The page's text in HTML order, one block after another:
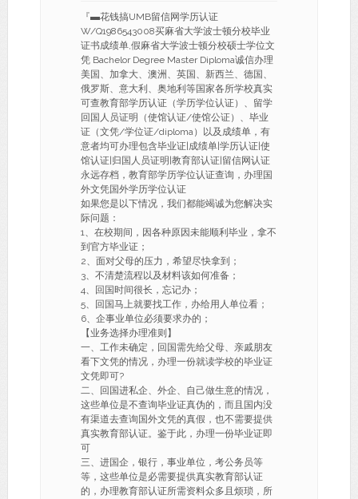
『▬花钱搞UMB留信网学历认证
W/Q1986543008买麻省大学波士顿分校毕业
证书成绩单,假麻省大学波士顿分校硕士学位文
凭 Bachelor Degree Master Diploma诚信办理
美国、加拿大、澳洲、英国、新西兰、德国、
俄罗斯、意大利、奥地利等国家各所学校真实
可查教育部学历认证（学历学位认证）、留学
回国人员证明（使馆认证/使馆公证）、毕业
证（文凭/学位证/diploma）以及成绩单，有
意者均可办理包含毕业证|成绩单|学历认证|使
馆认证|归国人员证明|教育部认证|留信网认证
永远存档，教育部学历学位认证查询，办理国
外文凭国外学历学位认证
如果您是以下情况，我们都能竭诚为您解决实
际问题：
1、在校期间，因各种原因未能顺利毕业，拿不
到官方毕业证；
2、面对父母的压力，希望尽快拿到；
3、不清楚流程以及材料该如何准备；
4、回国时间很长，忘记办；
5、回国马上就要找工作，办给用人单位看；
6、企事业单位必须要求办的；
【业务选择办理准则】
一、工作未确定，回国需先给父母、亲戚朋友
看下文凭的情况，办理一份就读学校的毕业证
文凭即可?
二、回国进私企、外企、自己做生意的情况，
这些单位是不查询毕业证真伪的，而且国内没
有渠道去查询国外文凭的真假，也不需要提供
真实教育部认证。鉴于此，办理一份毕业证即
可
三、进国企，银行，事业单位，考公务员等
等，这些单位是必需要提供真实教育部认证
的，办理教育部认证所需资料众多且烦琐，所